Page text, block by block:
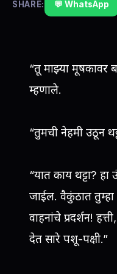
SHARE: 💬 WhatsApp
“तू माझ्या मूषकावर
म्हणाले.
“तुमची नेहमी उठून
“यात काय थट्टा?
जाईल. वैकुंठात तुम्हा
वाहनांचे प्रदर्शन!
देत सारे पशू-पक्षी.”